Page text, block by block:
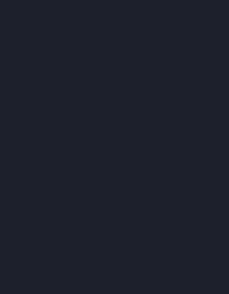
при получении,
для Юр.Лица